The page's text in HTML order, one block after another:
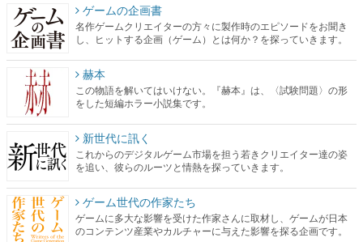
赫本
この物語を解いてはいけない。『赫本』は、〈試験問題〉の形
をした短編ホラー小説集です。
新世代に訊く
これからのデジタルゲーム市場を担う若きクリエイター達の姿
を追い、彼らのルーツと情熱を探っていきます。
ゲーム世代の作家たち
ゲームに多大な影響を受けた作家さんに取材し、ゲームが日本
のコンテンツ産業やカルチャーに与えた影響を探る企画です。
日本モバイルゲーム産業史
日本のモバイルゲーム史における主要なトピック・タイトルを
網羅するほか、開発者へのインタビューや識者による解説を掲